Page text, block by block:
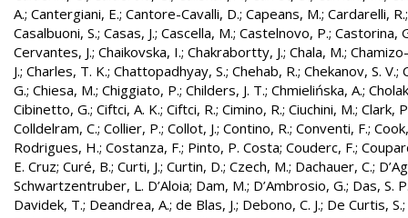
A.; Cantergiani, E.; Cantore-Cavalli, D.; Capeans, M.; Cardarelli, R.
Casalbuoni, S.; Casas, J.; Cascella, M.; Castelnovo, P.; Castorina,
Cervantes, J.; Chaikovska, I.; Chakrabortty, J.; Chala, M.;
J.; Charles, T. K.; Chattopadhyay, S.; Chehab, R.; Chekanov, S. V.;
G.; Chiesa, M.; Chiggiato, P.; Childers, J. T.; Chmielińska, A.;
Cibinetto, G.; Ciftci, A. K.; Ciftci, R.; Cimino, R.; Ciuchini, M.; Clark,
Colldelram, C.; Collier, P.; Collot, J.; Contino, R.; Conventi, F.;
Rodrigues, H.; Costanza, F.; Pinto, P. Costa; Couderc, F.;
E. Cruz; Curé, B.; Curti, J.; Curtin, D.; Czech, M.; Dachauer, C.;
Schwartzentruber, L. D’Aloia; Dam, M.; D’Ambrosio, G.; Das, S.
Davidek, T.; Deandrea, A.; de Blas, J.; Debono, C. J.; De Curtis, S.;